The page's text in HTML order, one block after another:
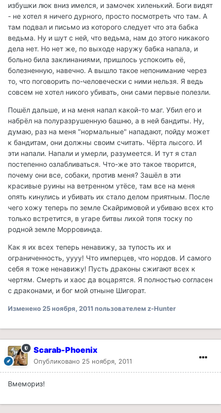
избушки люк вниз имелся, и замочек хиленький. Боги видят
- не хотел я ничего дурного, просто посмотреть что там. А
там подвал и письмо из которого следует что эта бабка
ведьма. Ну и шут с ней, что ведьма, нам до этого никакого
дела нет. Но нет же, по выходе наружу бабка напала, и
больно била заклинаниями, пришлось успокоить её,
болезненную, навечно. А вышло такое непонимание через
то, что поговорить по-человечески с ними нельзя. Я ведь
совсем не хотел никого убивать, они сами первые полезли.
Пошёл дальше, и на меня напал какой-то маг. Убил его и
набрёл на полуразрушенную башню, а в ней бандиты. Ну,
думаю, раз на меня "нормальные" нападают, пойду может
к бандитам, они должны своим считать. Чёрта лысого. И
эти напали. Напали и умерли, разумеется. И тут я стал
постепенно озлабливаться. Что-же это такое творится,
почему они все, собаки, против меня? Зашёл в эти
красивые руины на ветренном утёсе, там все на меня
опять кинулись и убивать их стало делом приятным. После
чего хожу теперь по земле Скайримовой и убиваю всех кто
только встретится, в угаре битвы лихой топя тоску по
родной земле Морровинда.
Как я их всех теперь ненавижу, за тупость их и
ограниченность, уууу! Что имперцев, что нордов. И самого
себя я тоже ненавижу! Пусть драконы сжигают всех к
чертям. Смерть и хаос да воцарятся. Я полностью согласен
с драконами, и бог мой отныне Шигорат.
Изменено 25 ноября, 2011 пользователем z-Hunter
Scarab-Phoenix
Опубликовано 25 ноября, 2011
Вмемориз!